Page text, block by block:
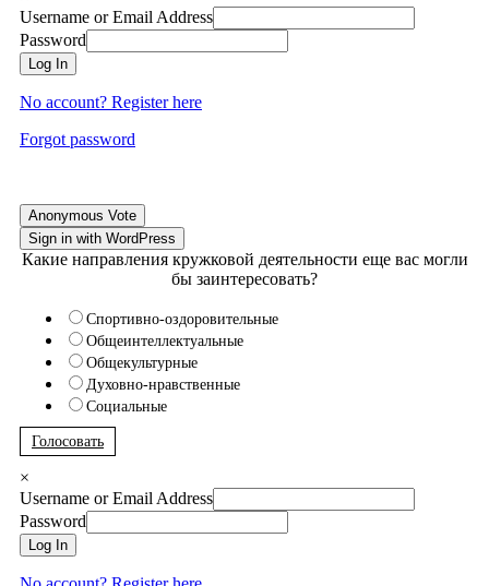
Username or Email Address
Password
Log In
No account? Register here
Forgot password
Anonymous Vote
Sign in with WordPress
Какие направления кружковой деятельности еще вас могли
бы заинтересовать?
Спортивно-оздоровительные
Общеинтеллектуальные
Общекультурные
Духовно-нравственные
Социальные
Голосовать
×
Username or Email Address
Password
Log In